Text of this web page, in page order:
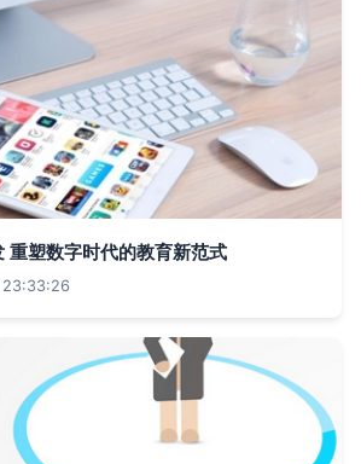
重塑数字时代的教育新范式